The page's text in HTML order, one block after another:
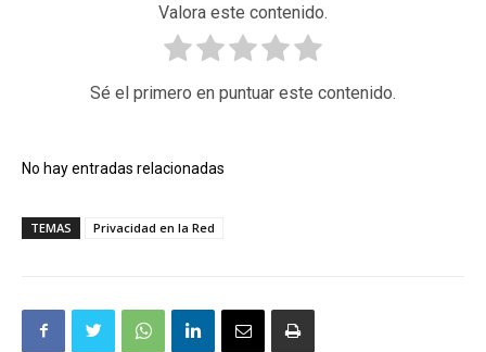
Valora este contenido.
Sé el primero en puntuar este contenido.
No hay entradas relacionadas
TEMAS Privacidad en la Red